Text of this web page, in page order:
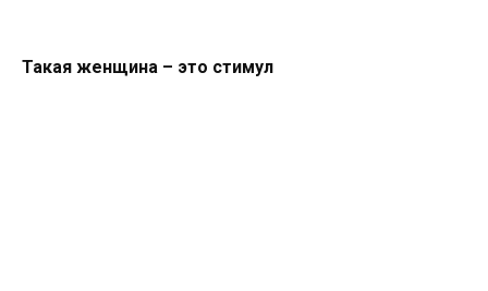
Такая женщина – это стимул